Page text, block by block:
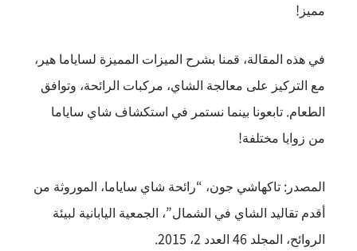
مميز!
في هذه المقالة، قمنا بشرح الميزات المميزة لساياما هير،
مع التركيز على معالجة الشاي، مركبات الرائحة، وتوافق
الطعام. تابعونا بينما نستمر في استكشاف شاي ساياما
من زوايا مختلفة!
المصدر: تاكهاشي جون، “رائحة شاي ساياما، الموروثة من
أقدم تقاليد الشاي في الشمال”، الجمعية اليابانية لبيئة
الروائح، المجلد 46 العدد 2، 2015.